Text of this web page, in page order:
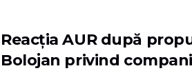
Reacția AUR după
Bolojan privind